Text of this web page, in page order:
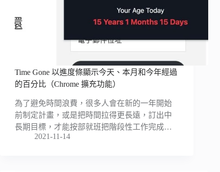
Time Gone 以進度條顯示今天、本月和今年經過
的百分比（Chrome 擴充功能）
為了避免時間浪費，很多人會在新的一年開始
前制定計畫，或是把時間拉得更長遠，訂出中
長期目標，才能按部就班把階段性工作完成…
2021-11-14